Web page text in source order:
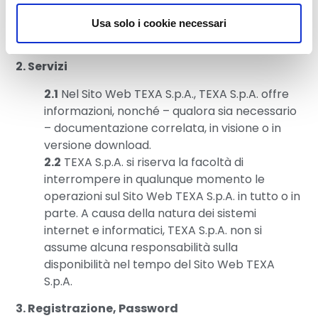
Usa solo i cookie necessari
utilizzando per la prima volta il Sito Web TEXA S.p.A.
sarà necessario accettare i termini e le condizioni
del presente documento nella versione fornita.
2. Servizi
2.1 Nel Sito Web TEXA S.p.A., TEXA S.p.A. offre
informazioni, nonché – qualora sia necessario
– documentazione correlata, in visione o in
versione download.
2.2 TEXA S.p.A. si riserva la facoltà di
interrompere in qualunque momento le
operazioni sul Sito Web TEXA S.p.A. in tutto o in
parte. A causa della natura dei sistemi
internet e informatici, TEXA S.p.A. non si
assume alcuna responsabilità sulla
disponibilità nel tempo del Sito Web TEXA
S.p.A.
3. Registrazione, Password